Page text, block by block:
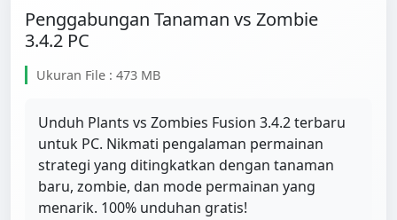
Penggabungan Tanaman vs Zombie
3.4.2 PC
Ukuran File : 473 MB
Unduh Plants vs Zombies Fusion 3.4.2 terbaru
untuk PC. Nikmati pengalaman permainan
strategi yang ditingkatkan dengan tanaman
baru, zombie, dan mode permainan yang
menarik. 100% unduhan gratis!